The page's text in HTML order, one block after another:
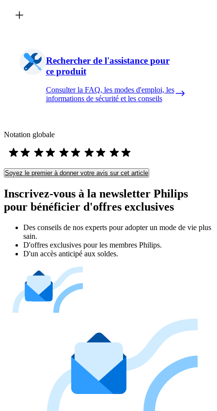
Rechercher de l'assistance pour
ce produit
Consulter la FAQ, les modes d'emploi, les
informations de sécurité et les conseils
Notation globale
Soyez le premier à donner votre avis sur cet article
Inscrivez-vous à la newsletter Philips
pour bénéficier d'offres exclusives
Des conseils de nos experts pour adopter un mode de vie plus
sain.
D'offres exclusives pour les membres Philips.
D'un accès anticipé aux soldes.